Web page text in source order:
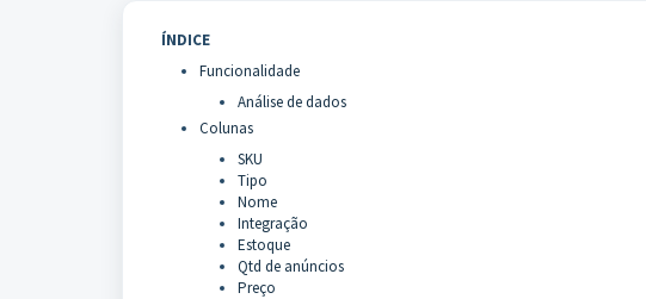
ÍNDICE
Funcionalidade
Análise de dados
Colunas
SKU
Tipo
Nome
Integração
Estoque
Qtd de anúncios
Preço